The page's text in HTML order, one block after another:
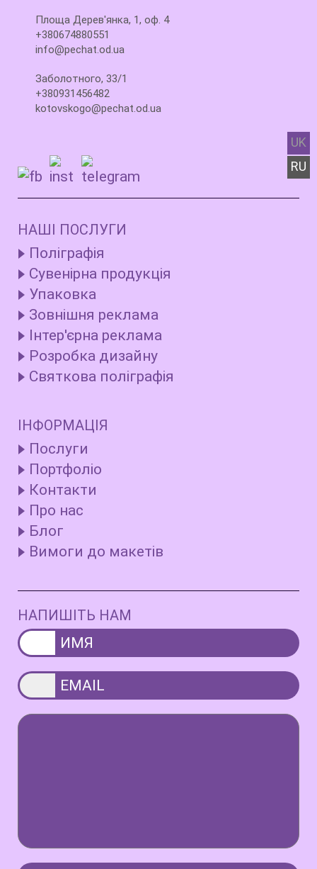
UK
RU
Площа Дерев'янка, 1, оф. 4
+380674880551
info@pechat.od.ua
Заболотного, 33/1
+380931456482
kotovskogo@pechat.od.ua
НАШІ ПОСЛУГИ
Поліграфія
Сувенірна продукція
Упаковка
Зовнішня реклама
Інтер'єрна реклама
Розробка дизайну
Святкова поліграфія
ІНФОРМАЦІЯ
Послуги
Портфоліо
Контакти
Про нас
Блог
Вимоги до макетів
НАПИШІТЬ НАМ